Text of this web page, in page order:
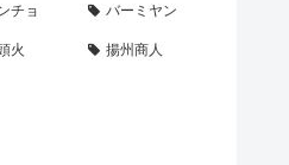
チョ バーミヤン
火 揚州商人